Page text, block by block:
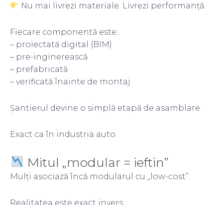
Nu mai livrezi materiale. Livrezi performanță.
Fiecare componentă este:
– proiectată digital (BIM)
– pre-inginerească
– prefabricată
– verificată înainte de montaj
Șantierul devine o simplă etapă de asamblare.
Exact ca în industria auto.
Mitul „modular = ieftin”
Mulți asociază încă modularul cu „low-cost”.
Realitatea este exact invers.